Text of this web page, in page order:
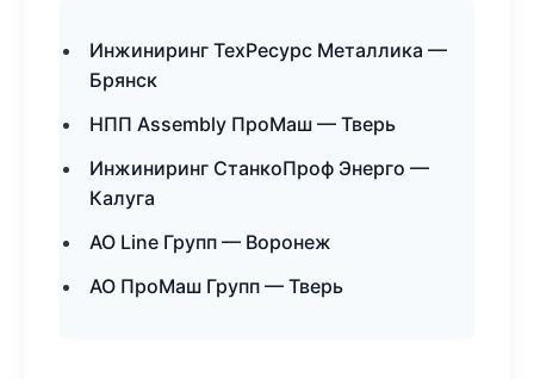
Инжиниринг ТехРесурс Металлика —
Брянск
НПП Assembly ПроМаш — Тверь
Инжиниринг СтанкоПроф Энерго —
Калуга
АО Line Групп — Воронеж
АО ПроМаш Групп — Тверь